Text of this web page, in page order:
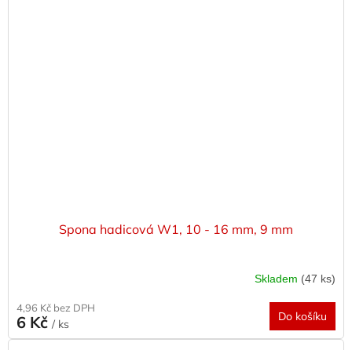
Spona hadicová W1, 10 - 16 mm, 9 mm
Skladem (47 ks)
4,96 Kč bez DPH
6 Kč / ks
Do košíku